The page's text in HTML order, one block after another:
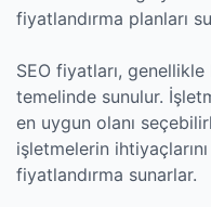
fiyatlandırma planları
SEO fiyatları,
temelinde sunulur.
en uygun olanı
işletmelerin
fiyatlandırma sunarlar.